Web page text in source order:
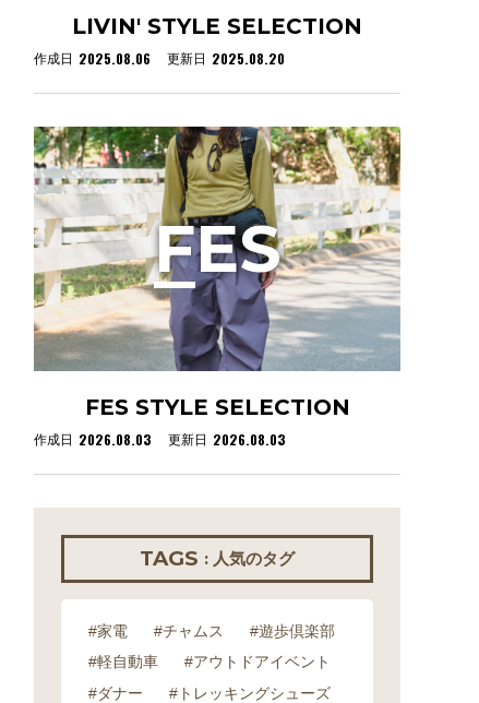
LIVIN' STYLE SELECTION
作成日 2025.08.06 更新日 2025.08.20
FES STYLE SELECTION
作成日 2026.08.03 更新日 2026.08.03
FES
TAGS : 人気のタグ
#家電 #チャムス
#遊歩倶楽部
#軽自動車
#アウトドアイベント
#ダナー
#トレッキングシューズ